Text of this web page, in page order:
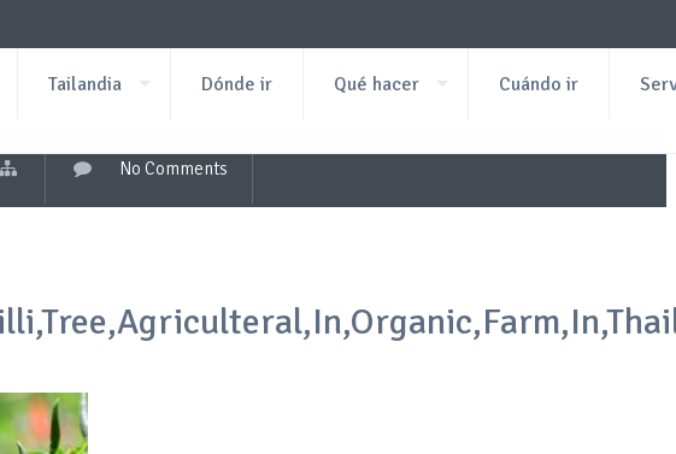
Tailandia Dónde ir Qué hacer Cuándo ir
No Comments